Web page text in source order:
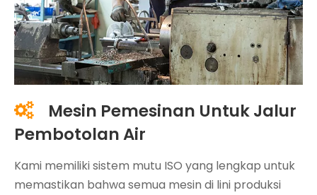

Mesin Pemesinan Untuk Jalur
Pembotolan Air
Kami memiliki sistem mutu ISO yang lengkap untuk
memastikan bahwa semua mesin di lini produksi